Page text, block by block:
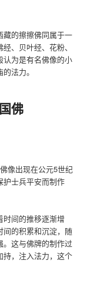
藏的擦擦佛同属于一
、贝叶经、花粉、
认为是有名佛像的小
法力。
佛
像出现在公元5世纪
护士兵平安而制作
间的推移逐渐增
间的积累和沉淀，随
。这与佛牌的制作过
持，注入法力，这个